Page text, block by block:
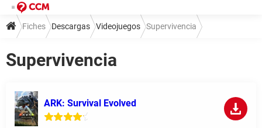
Fiches Descargas Videojuegos Supervivencia
Supervivencia
ARK: Survival Evolved